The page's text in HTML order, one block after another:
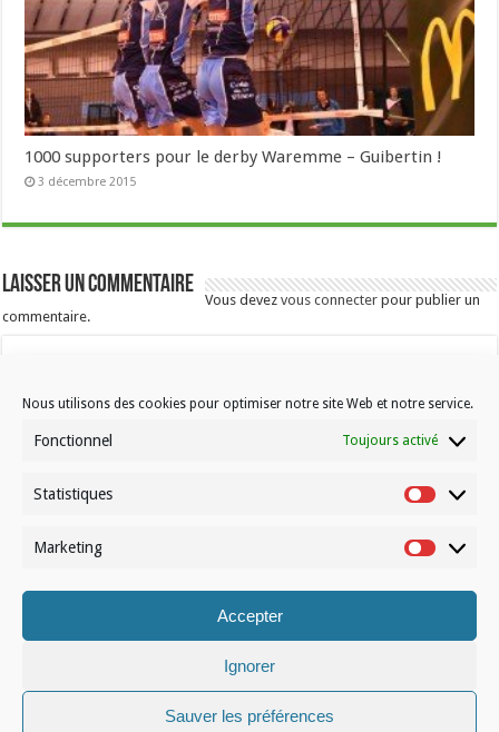
Nous utilisons des cookies pour optimiser notre site Web et notre service.
Fonctionnel Toujours activé
Statistiques
Marketing
Accepter
Ignorer
Sauver les préférences
1000 supporters pour le derby Waremme – Guibertin !
3 décembre 2015
Laisser un commentaire
Vous devezvous connecter pour publier un
commentaire.
Contactez-nous
© Volleynews.be2026
Déclaration de confidentialité
Français Nederlands